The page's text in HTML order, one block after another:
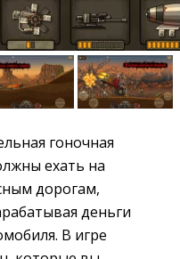
гоночная
ехать на
дорогам,
деньги
В игре